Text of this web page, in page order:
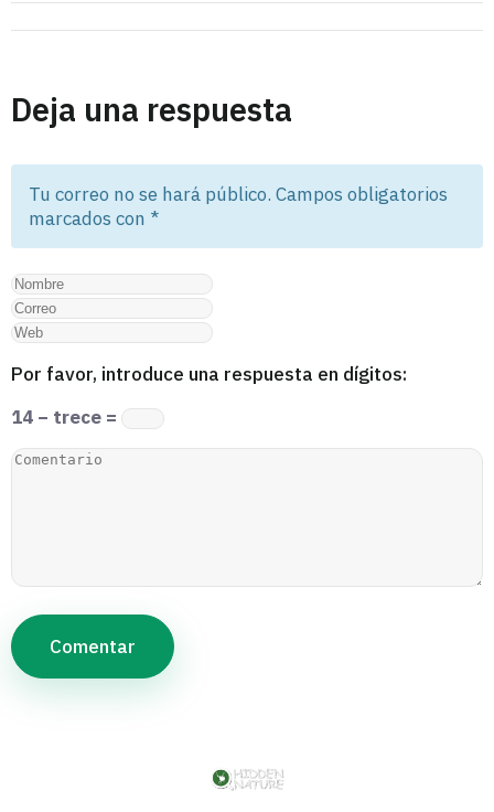
Deja una respuesta
Tu correo no se hará público. Campos obligatorios
marcados con *
Por favor, introduce una respuesta en dígitos:
14 − trece =